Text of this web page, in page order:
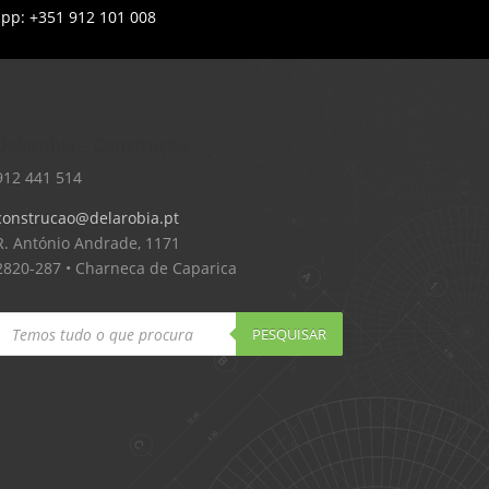
+351 912 101 008
441 514
António Andrade, 1171
287 • Charneca de Caparica
search PESQUISAR